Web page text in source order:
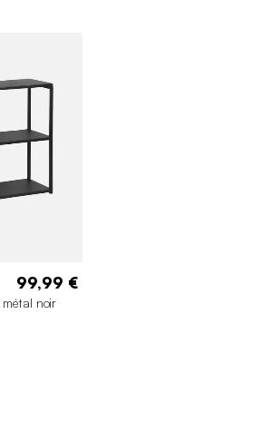
99,99 €
métal noir